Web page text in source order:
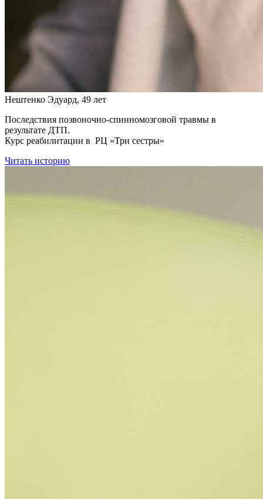
Нештенко Эдуард, 49 лет
Последствия позвоночно-спинномозговой травмы в
результате ДТП.
Курс реабилитации в РЦ «Три сестры»
Читать историю